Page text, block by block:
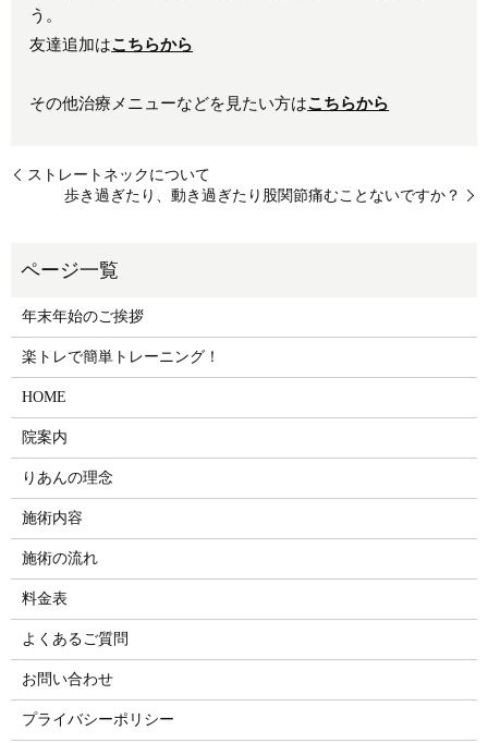
う。
友達追加はこちらから
その他治療メニューなどを見たい方はこちらから
ストレートネックについて
歩き過ぎたり、動き過ぎたり股関節痛むことないですか？
年末年始のご挨拶
楽トレで簡単トレーニング！
HOME
院案内
りあんの理念
施術内容
施術の流れ
料金表
よくあるご質問
お問い合わせ
プライバシーポリシー